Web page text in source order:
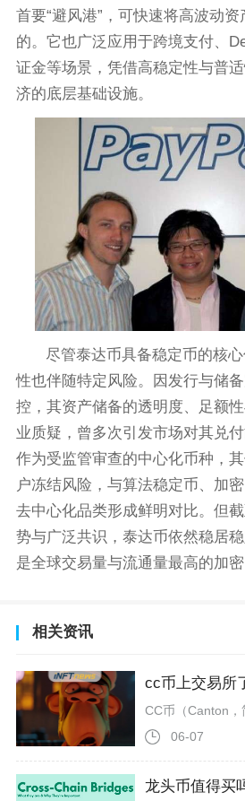
首要“避风港”，可快速将高波动
的。它也广泛应用于跨境支付、
证金等场景，凭借高稳定性与普
济的底层基础设施。
尽管泰达币具备稳定币的核
性也伴随特定风险。因发行与储
控，其资产储备的透明度、足额
业质疑，曾多次引发市场对其兑
作为受监管审查的中心化币种，
户冻结风险，与算法稳定币、加
去中心化品类形成鲜明对比。但
势与广泛共识，泰达币依然稳居
是全球交易量与流通量最高的加密
相关资讯
cc币上交易所
06-07
龙头币值得买